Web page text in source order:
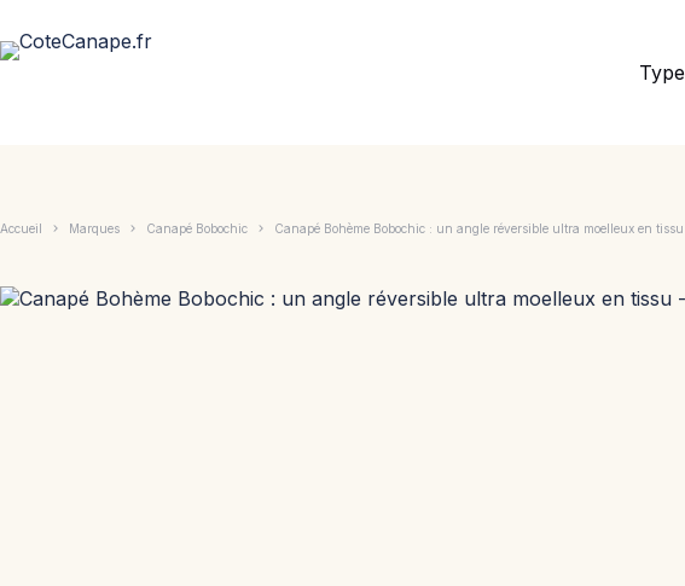
au
contenu
Accueil Marques Canapé Bobochic Canapé Bohème Bobochic : un angle réversible ultra moelleux en tissu